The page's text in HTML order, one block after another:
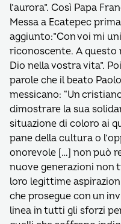
l’aurora”. Così Papa
Messa a Ecatepec
aggiunto:”Con voi mi
riconoscente. A questo
Dio nella vostra vita”.
parole che il beato
messicano: “Un
dimostrare la sua
situazione di coloro ai
pane della cultura o
onorevole […] non può
nuove generazioni non
loro legittime
che prosegue con un
linea in tutti gli sforzi